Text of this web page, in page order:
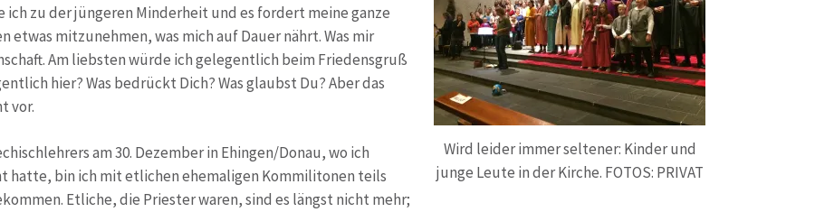
Wird leider immer seltener: Kinder und
junge Leute in der Kirche. FOTOS: PRIVAT
zu der jüngeren Minderheit und es fordert meine ganze
mitzunehmen, was mich auf Dauer nährt. Was mir
Am liebsten würde ich gelegentlich beim Friedensgruß
hier? Was bedrückt Dich? Was glaubst Du? Aber das
vor.
am 30. Dezember in Ehingen/Donau, wo ich
hatte, bin ich mit etlichen ehemaligen Kommilitonen teils
Etliche, die Priester waren, sind es längst nicht mehr;